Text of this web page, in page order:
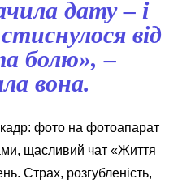
дату – і
від
болю», –
вона.
фото на фотоапарат
щасливий чат «Життя
Страх, розгубленість,